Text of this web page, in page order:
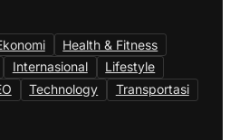
Health & Fitness
Internasional
Lifestyle
Technology
Transportasi